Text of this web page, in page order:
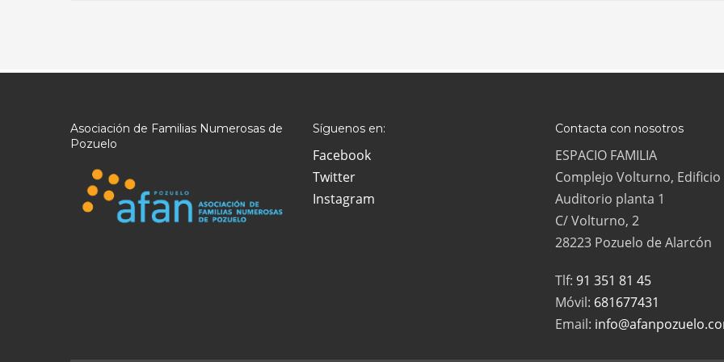
Asociación de Familias Numerosas de
Pozuelo
Síguenos en:
Facebook
Twitter
Instagram
Contacta con nosotros
ESPACIO FAMILIA
Complejo Volturno, Edificio
Auditorio planta 1
C/ Volturno, 2
28223 Pozuelo de Alarcón
Tlf: 91 351 81 45
Móvil: 681677431
Email: